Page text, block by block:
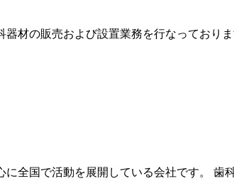
材の販売および設置業務を行なっており
全国で活動を展開している会社です。